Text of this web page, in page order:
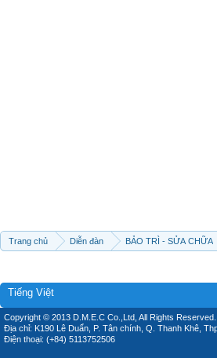
Trang chủ Diễn đàn BẢO TRÌ - SỬA CHỮA
Tiếng Việt
Copyright © 2013 D.M.E.C Co.,Ltd, All Rights Reserved.
Địa chỉ: K190 Lê Duẩn, P. Tân chính, Q. Thanh Khê,
Điện thoại: (+84) 5113752506